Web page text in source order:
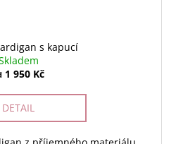
s kapucí
1 950 Kč
DETAIL